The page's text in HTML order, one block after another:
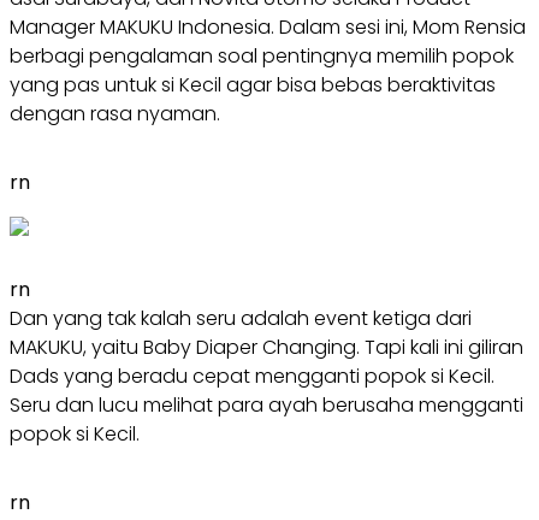
Manager MAKUKU Indonesia. Dalam sesi ini, Mom Rensia
berbagi pengalaman soal pentingnya memilih popok
yang pas untuk si Kecil agar bisa bebas beraktivitas
dengan rasa nyaman.
rn
rn
Dan yang tak kalah seru adalah event ketiga dari
MAKUKU, yaitu Baby Diaper Changing. Tapi kali ini giliran
Dads yang beradu cepat mengganti popok si Kecil.
Seru dan lucu melihat para ayah berusaha mengganti
popok si Kecil.
rn